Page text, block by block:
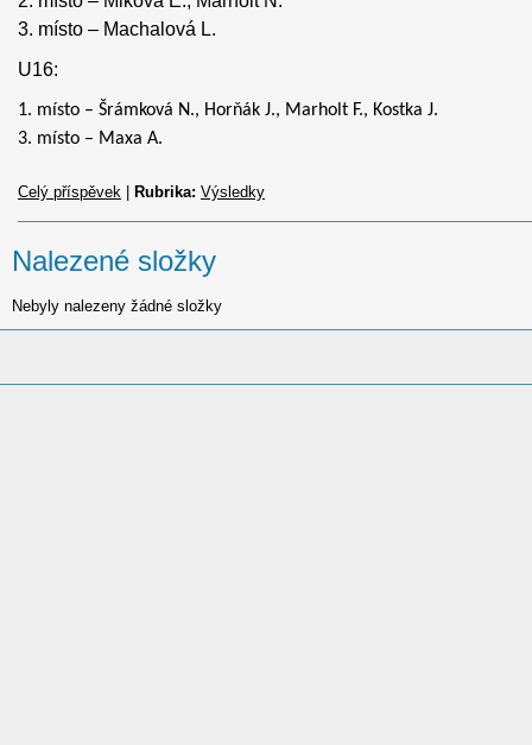
3. místo – Machalová L.
U16:
1. místo – Šrámková N., Horňák J., Marholt F., Kostka J.
3. místo – Maxa A.
Celý příspěvek | Rubrika: Výsledky
Nalezené složky
Nebyly nalezeny žádné složky